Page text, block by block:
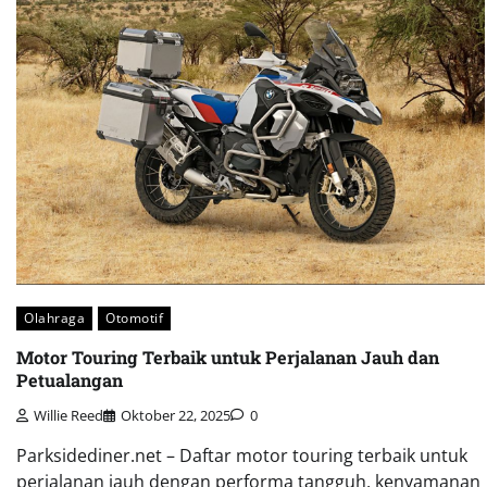
Olahraga Otomotif
Motor Touring Terbaik untuk Perjalanan Jauh dan
Petualangan
Willie Reed Oktober 22, 2025 0
Parksidediner.net – Daftar motor touring terbaik untuk
perjalanan jauh dengan performa tangguh, kenyamanan